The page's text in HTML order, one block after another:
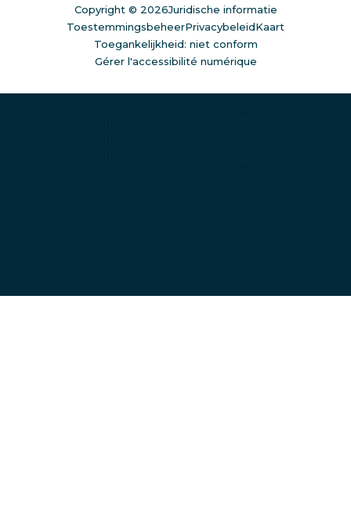
Copyright © 2026Juridische informatie
ToestemmingsbeheerPrivacybeleidKaart
Toegankelijkheid: niet conform
Gérer l'accessibilité numérique